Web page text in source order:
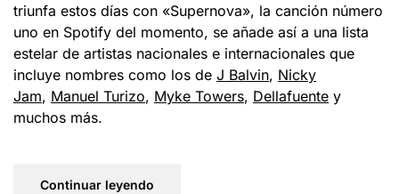
triunfa estos días con «Supernova», la canción número
uno en Spotify del momento, se añade así a una lista
estelar de artistas nacionales e internacionales que
incluye nombres como los de J Balvin, Nicky
Jam, Manuel Turizo, Myke Towers, Dellafuente y
muchos más.
Continuar leyendo